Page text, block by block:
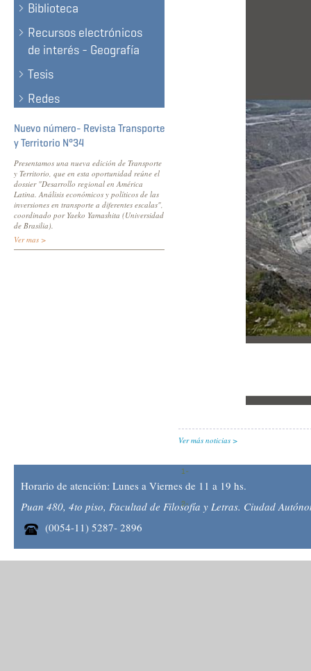
Biblioteca
Recursos electrónicos
de interés - Geografía
Tesis
Redes
Nuevo número- Revista Transporte
y Territorio N°34
Presentamos una nueva edición de Transporte
y Territorio, que en esta oportunidad reúne el
dossier "Desarrollo regional en América
Latina. Análisis económicos y políticos de las
inversiones en transporte a diferentes escalas",
coordinado por Yaeko Yamashita (Universidad
de Brasilia).
Ver mas >
Ver más noticias
Horario de atención: Lunes a Viernes de 11 a 19 hs.
Puan 480, 4to piso, Facultad de Filosofía y Letras. Ciudad
(0054-11) 5287- 2896